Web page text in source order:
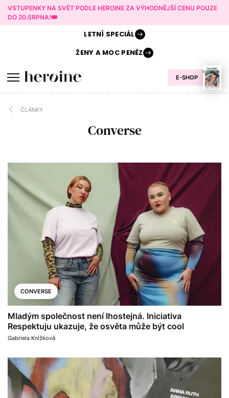
VSTUPENKY NA SVĚT PODLE HEROINE ZA VÝHODNĚJŠÍ CENU POUZE
DO 20.SRPNA!🎟️
E-SHOP
LETNÍ SPECIÁL
ŽENY AMOC PENĚZ
ČLÁNKY
Converse
CONVERSE
Mladým společnost není lhostejná. Iniciativa
Respektuju ukazuje, že osvěta může být cool
Gabriela Knížková